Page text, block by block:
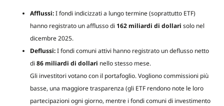
Afflussi:I fondi indicizzati a lungo termine (soprattutto ETF)
hanno registrato un afflusso di 162 miliardi di dollari solo nel
dicembre 2025.
Deflussi:I fondi comuni attivi hanno registrato un deflusso netto
di 86 miliardi di dollari nello stesso mese.
Gli investitori votano con il portafoglio. Vogliono commissioni più
basse, una maggiore trasparenza (gli ETF rendono note le loro
partecipazioni ogni giorno, mentre i fondi comuni di investimento